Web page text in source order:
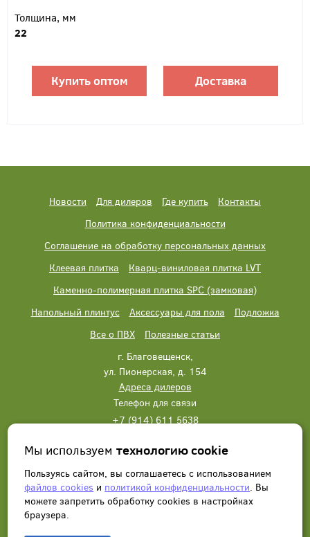
Толщина, мм
22
Купить оптом Доставка
Новости Для дилеров Где купить
Контакты
Политика конфиденциальности
Соглашение на обработку персональных данных
Клеевая плитка
Кварц-виниловая плитка LVT
Каменно-полимерная плитка SPC (замковая)
Напольный плинтус
Аксессуары для пола
Подложка
Все о ПВХ
Полезные статьи
г. Благовещенск,
ул. Пионерская, д. 154
Адреса дилеров
Телефон для связи
+7 (914) 611 5638
Написать нам Заказать звонок
Мы используемтехнологию cookie
Пользуясь сайтом, вы соглашаетесь с использованием
файлов cookies и политикой конфиденциальности. Вы
можете запретить обработку сookies в настройках
браузера.